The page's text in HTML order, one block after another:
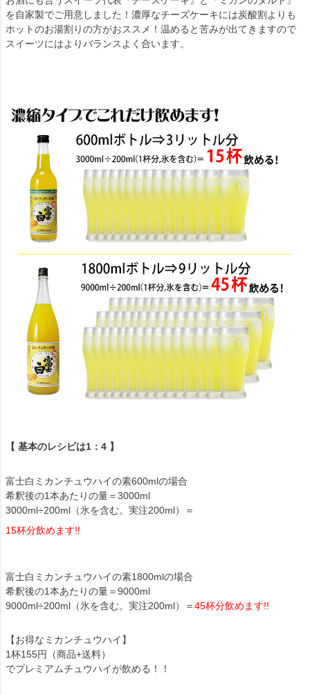
を自家製でご用意しました！濃厚なチーズケーキには炭酸割よりも
ホットのお湯割りの方がおススメ！温めると苦みが出てきますので
スイーツにはよりバランスよく合います。
【 基本のレシピは1：4 】
富士白ミカンチュウハイの素600mlの場合
希釈後の1本あたりの量＝3000ml
3000ml÷200ml（氷を含む。実注200ml）＝
15杯分飲めます!!
富士白ミカンチュウハイの素1800mlの場合
希釈後の1本あたりの量＝9000ml
9000ml÷200ml（氷を含む。実注200ml）＝45杯分飲めます!!
【お得なミカンチュウハイ】
1杯155円（商品+送料）
でプレミアムチュウハイが飲める！！